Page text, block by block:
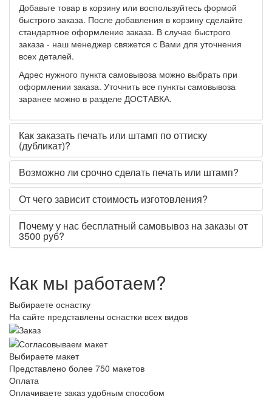
Добавьте товар в корзину или воспользуйтесь формой
быстрого заказа. После добавления в корзину сделайте
стандартное оформление заказа. В случае быстрого
заказа - наш менеджер свяжется с Вами для уточнения
всех деталей.
Адрес нужного пункта самовывоза можно выбрать при
оформлении заказа. Уточнить все пункты самовывоза
заранее можно в разделе ДОСТАВКА.
Как заказать печать или штамп по оттиску
(дубликат)?
Возможно ли срочно сделать печать или штамп?
От чего зависит стоимость изготовления?
Почему у нас бесплатный самовывоз на заказы от
3500 руб?
Как мы работаем?
Выбираете оснастку
На сайте представлены оснастки всех видов
Выбираете макет
Представлено более 750 макетов
Оплата
Оплачиваете заказ удобным способом